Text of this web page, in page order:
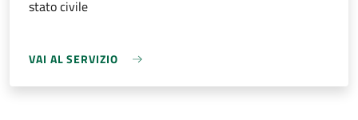
stato civile
VAI AL SERVIZIO